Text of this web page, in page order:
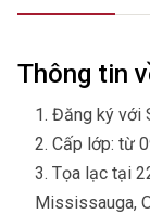
Thông tin
Đăng ký với
Cấp lớp: từ
Tọa lạc tại
Mississauga,